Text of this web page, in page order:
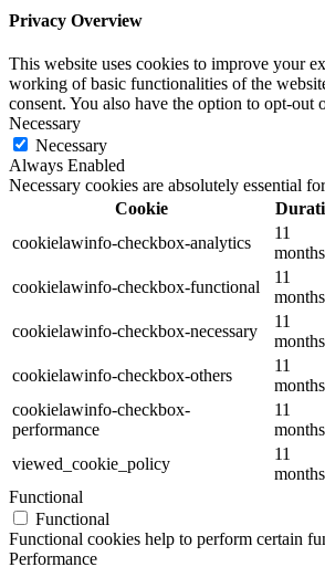
Privacy Overview
This website uses cookies to improve your
working of basic functionalities of the
consent. You also have the option to opt-
Necessary
Necessary
Always Enabled
Necessary cookies are absolutely essential
Cookie
cookielawinfo-checkbox-analytics
11
months
cookielawinfo-checkbox-functional
11
months
cookielawinfo-checkbox-necessary
11
months
cookielawinfo-checkbox-others
11
months
cookielawinfo-checkbox-
performance
11
months
viewed_cookie_policy
11
months
Functional
Functional
Functional cookies help to perform certain
Performance